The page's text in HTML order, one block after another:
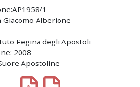
1
Giacomo Alberione
Regina degli Apostoli
2008
Apostoline